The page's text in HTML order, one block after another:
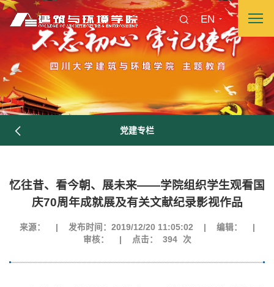
EN
党建专栏
忆往昔、看今朝、展未来——学院组织学生观看国
庆70周年成就展及有关文献纪录影视作品
来源： 发布时间：2019/12/20 11:05:02 编辑：
审核：
点击： 394 次